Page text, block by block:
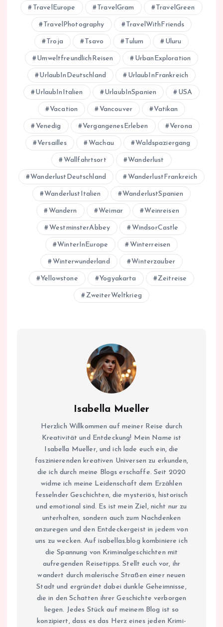
TravelEurope TravelGram TravelGreen
TravelPhotography TravelWithFriends
Troja Tsavo Tulum Uluru
UmweltfreundlichReisen UrbanExploration
UrlaubInDeutschland UrlaubInFrankreich
UrlaubInItalien UrlaubInSpanien USA
Vacation Vancouver Vatikan
Venedig VergangenesErleben Verona
Versailles Wachau Waldspaziergang
Wallfahrtsort Wanderlust
WanderlustDeutschland WanderlustFrankreich
WanderlustItalien WanderlustSpanien
Wandern Weimar Weinreisen
WestminsterAbbey WindsorCastle
WinterInEurope Winterreisen
Winterwunderland Winterzauber
Yellowstone Yogyakarta Zeitreise
ZweiterWeltkrieg
Isabella Mueller
Herzlich Willkommen auf meiner Reise durch
Kreativität und Entdeckung! Mein Name ist
Isabella Mueller, und ich lade euch ein, die
faszinierenden kreativen Universen zu erkunden,
die ich durch meine Blogs erschaffe. Seit 2020
widme ich meine Leidenschaft dem Erzählen
fesselnder Geschichten, die mysteriös, historisch
und emotional sind. Es ist mein Ziel, nicht nur zu
unterhalten, sondern auch zum Nachdenken
anzuregen und den Entdeckergeist in jedem von
uns zu wecken. Auf isabellas.blog kombiniere ich
die Spannung von Kriminalgeschichten mit
aufregenden Reisetipps. Stellt euch vor, ihr
wandert durch malerische Straßen einer neuen
Stadt und ergründet dabei dunkle Geheimnisse,
die in den Schatten ihrer Geschichte verborgen
liegen. Jedes Stück auf meinem Blog ist so
konzipiert, dass es das Herz eines jeden Krimi-